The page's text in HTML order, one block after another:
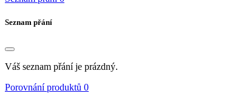
Seznam přání
Váš seznam přání je prázdný.
Porovnání produktů 0